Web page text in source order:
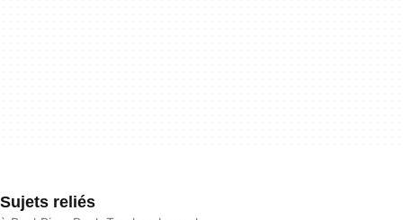
Sujets reliés